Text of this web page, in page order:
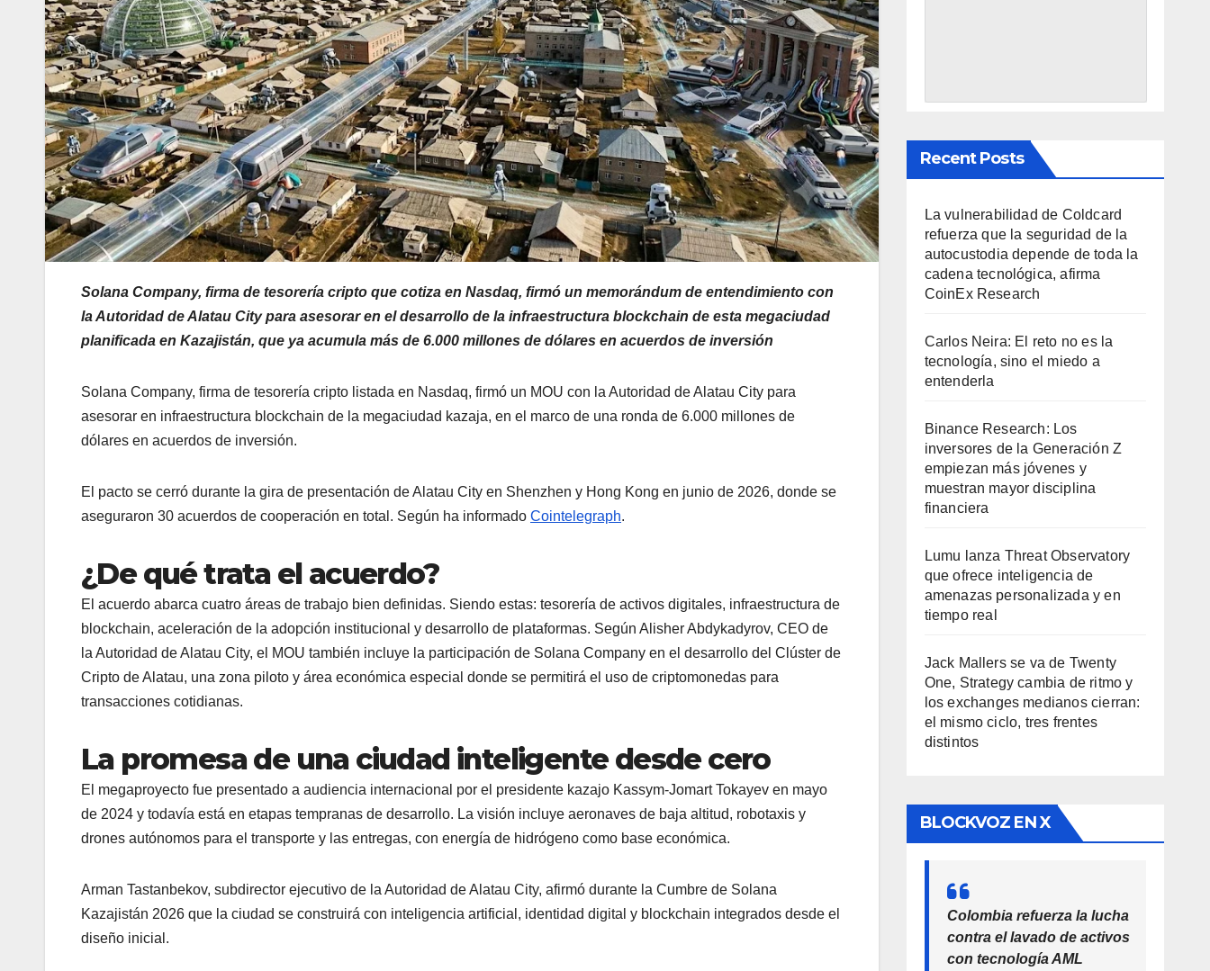
Solana Company, firma de tesorería cripto que cotiza en Nasdaq, firmó un memorándum de entendimiento con
la Autoridad de Alatau City para asesorar en el desarrollo de la infraestructura blockchain de esta megaciudad
planificada en Kazajistán, que ya acumula más de 6.000 millones de dólares en acuerdos de inversión
Solana Company, firma de tesorería cripto listada en Nasdaq, firmó un MOU con la Autoridad de Alatau City para
asesorar en infraestructura blockchain de la megaciudad kazaja, en el marco de una ronda de 6.000 millones de
dólares en acuerdos de inversión.
El pacto se cerró durante la gira de presentación de Alatau City en Shenzhen y Hong Kong en junio de 2026, donde se
aseguraron 30 acuerdos de cooperación en total. Según ha informado Cointelegraph.
¿De qué trata el acuerdo?
El acuerdo abarca cuatro áreas de trabajo bien definidas. Siendo estas: tesorería de activos digitales, infraestructura de
blockchain, aceleración de la adopción institucional y desarrollo de plataformas. Según Alisher Abdykadyrov, CEO de
la Autoridad de Alatau City, el MOU también incluye la participación de Solana Company en el desarrollo del Clúster de
Cripto de Alatau, una zona piloto y área económica especial donde se permitirá el uso de criptomonedas para
transacciones cotidianas.
La promesa de una ciudad inteligente desde cero
El megaproyecto fue presentado a audiencia internacional por el presidente kazajo Kassym-Jomart Tokayev en mayo
de 2024 y todavía está en etapas tempranas de desarrollo. La visión incluye aeronaves de baja altitud, robotaxis y
drones autónomos para el transporte y las entregas, con energía de hidrógeno como base económica.
Arman Tastanbekov, subdirector ejecutivo de la Autoridad de Alatau City, afirmó durante la Cumbre de Solana
Kazajistán 2026 que la ciudad se construirá con inteligencia artificial, identidad digital y blockchain integrados desde el
diseño inicial.
Recent Posts
La vulnerabilidad de Coldcard
refuerza que la seguridad de la
autocustodia depende de toda la
cadena tecnológica, afirma
CoinEx Research
Carlos Neira: El reto no es la
tecnología, sino el miedo a
entenderla
Binance Research: Los
inversores de la Generación Z
empiezan más jóvenes y
muestran mayor disciplina
financiera
Lumu lanza Threat Observatory
que ofrece inteligencia de
amenazas personalizada y en
tiempo real
Jack Mallers se va de Twenty
One, Strategy cambia de ritmo y
los exchanges medianos cierran:
el mismo ciclo, tres frentes
distintos
BLOCKVOZ EN X
Colombia refuerza la lucha
contra el lavado de activos
con tecnología AML